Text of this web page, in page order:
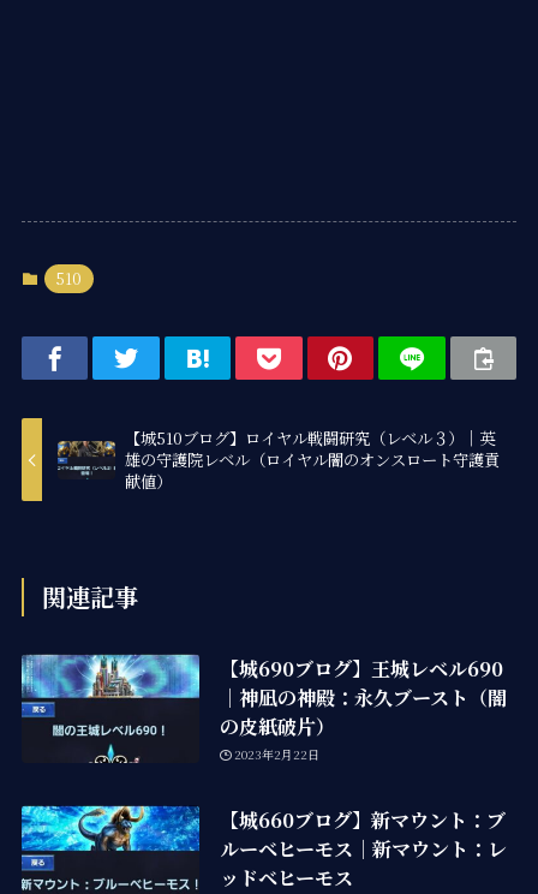
510
【城510ブログ】ロイヤル戦闘研究（レベル３）｜英
雄の守護院レベル（ロイヤル闇のオンスロート守護貢
献値）
関連記事
【城690ブログ】王城レベル690
｜神凪の神殿：永久ブースト（闇
の皮紙破片）
2023年2月22日
【城660ブログ】新マウント：ブ
ルーベヒーモス｜新マウント：レ
ッドベヒーモス